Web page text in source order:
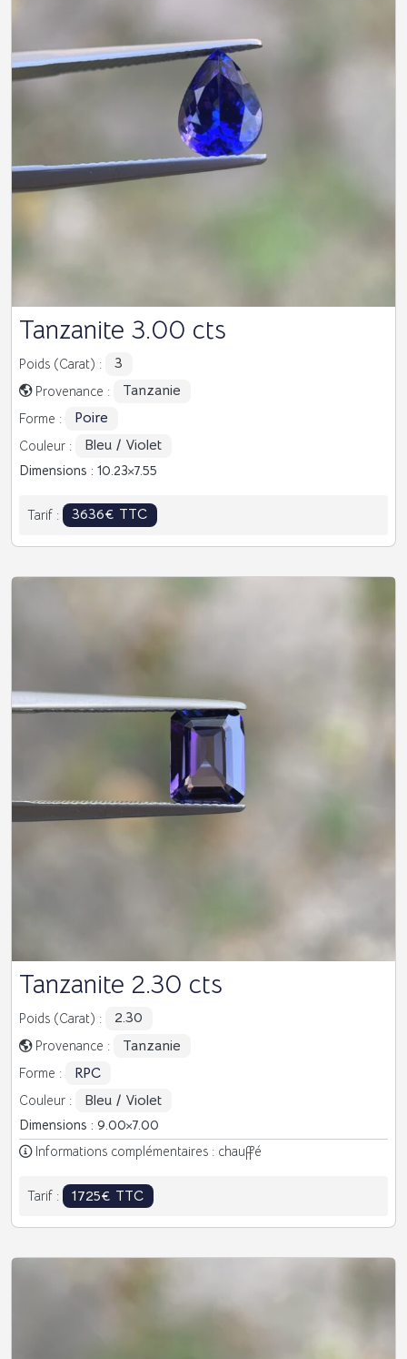
Tanzanite 3.00 cts
Poids (Carat) : 3
Provenance : Tanzanie
Forme : Poire
Couleur : Bleu / Violet
Dimensions : 10.23 7.55
Tarif : 3636€ TTC
Tanzanite 2.30 cts
Poids (Carat) : 2.30
Provenance : Tanzanie
Forme : RPC
Couleur : Bleu / Violet
Dimensions : 9.00 7.00
Informations complémentaires : chauffé
Tarif : 1725€ TTC